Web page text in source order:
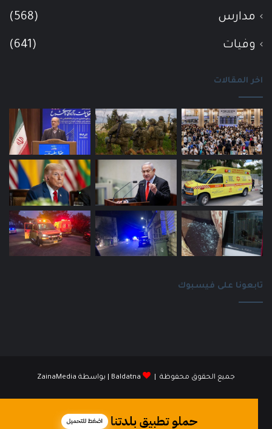
مدارس (568)
وفيات (641)
اخر المقالات
تابعونا على فيسبوك
جميع الحقوق محفوظة | Baldatna | بواسطة ZainaMedia